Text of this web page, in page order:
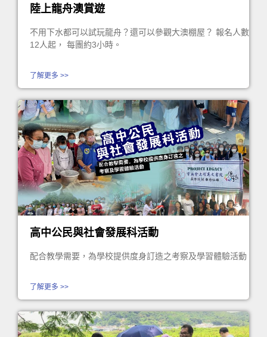
陸上龍舟澳賞遊
不用下水都可以試玩龍舟？還可以參觀大澳棚屋？ 報名人數
12人起， 每團約3小時。
了解更多 >>
高中公民與社會發展科活動
配合教學需要，為學校提供度身訂造之考察及學習體驗活動
了解更多 >>